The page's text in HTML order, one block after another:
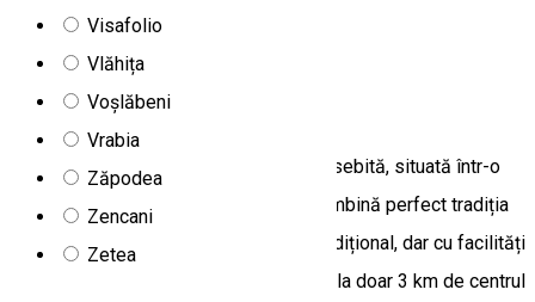
Visafolio
Vlăhița
Voșlăbeni
Vrabia
Zăpodea
Zencani
Zetea
Casa Bunicii
Casa Bunicii este un loc de cazare deosebită, situată într-o
zonă liniștită, construită în 2020, care îmbină perfect tradiția
cu confortul actual. Amenajată în stil tradițional, dar cu facilități
moderne, Casa Bunicii din Satul Nuțeni, la doar 3 km de centrul